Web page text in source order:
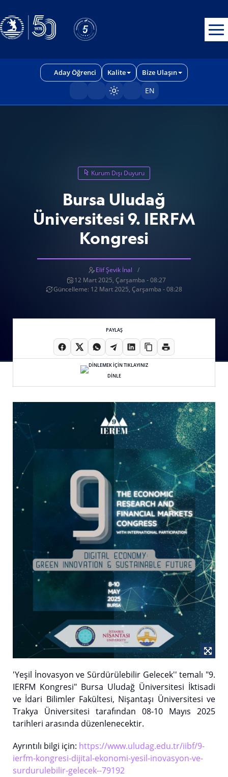
Aday Öğrenci Kalite Bize Ulaşın
Sayfayı karart/aç
EN
Kurum Dışı Duyuru
Bursa Uludağ
Üniversitesi 9. IERFM
Kongresi
Elif Şevik İnal
12 Mart 2025, Çarşamba - 08:27
Güncelleme: 12 Mart 2025, Çarşamba - 08:28
PAYLAŞ
DİNLE
'Yeşil İnovasyon ve Sürdürülebilir Gelecek'' temalı "9.
IERFM Kongresi" Bursa Uludağ Üniversitesi İktisadi
ve İdari Bilimler Fakültesi, Nişantaşı Üniversitesi ve
Trakya Üniversitesi tarafından 08-10 Mayıs 2025
tarihleri arasında düzenlenecektir.
Ayrıntılı bilgi için: https://www.uludag.edu.tr/iibf/9-
ierfm-kongresi-dijital-ekonomi-yesil-inovasyon-ve-
surdurulebilir-gelecek--79192